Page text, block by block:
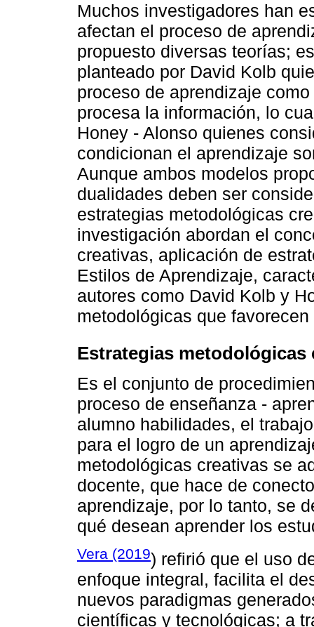
Muchos investigadores han
afectan el proceso de
propuesto diversas teorías;
planteado por David Kolb
proceso de aprendizaje
procesa la información, lo
Honey - Alonso quienes
condicionan el aprendizaje
Aunque ambos modelos
dualidades deben ser
estrategias metodológicas
investigación abordan el
creativas, aplicación de
Estilos de Aprendizaje,
autores como David Kolb y
metodológicas que
Estrategias metodológicas
Es el conjunto de
proceso de enseñanza -
alumno habilidades, el
para el logro de un
metodológicas creativas se
docente, que hace de
aprendizaje, por lo tanto, se
qué desean aprender los
Vera (2019) refirió que el uso
enfoque integral, facilita el
nuevos paradigmas
científicas y tecnológicas; a